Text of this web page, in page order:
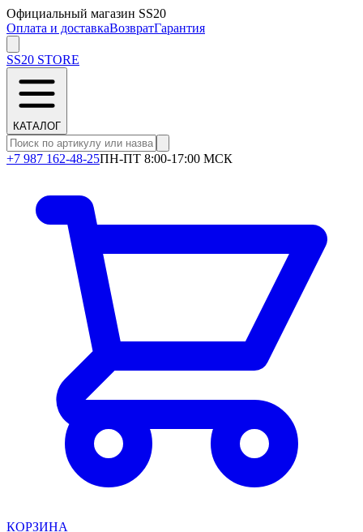
Официальный магазин SS20
Оплата и доставкаВозвратГарантия
SS20 STORE
КАТАЛОГ
+7 987 162-48-25ПН-ПТ 8:00-17:00 МСК
КОРЗИНА